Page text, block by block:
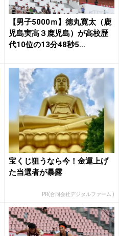
【男子5000ｍ】徳丸寛太（鹿
児島実高３鹿児島）が高校歴
代10位の13分48秒5...
宝くじ狙うなら今！金運上げ
た当選者が暴露
PR(合同会社デジタルファーム )